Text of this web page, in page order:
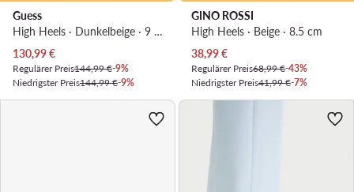
Guess
High Heels · Dunkelbeige · 9 cm
Aktueller Preis
130,99€
Regulärer Preis144,99 €-9%
Niedrigster Preis144,99 €-9%
GINO ROSSI
High Heels · Beige · 8.5 cm
Aktueller Preis
38,99€
Regulärer Preis68,99 €-43%
Niedrigster Preis41,99 €-7%